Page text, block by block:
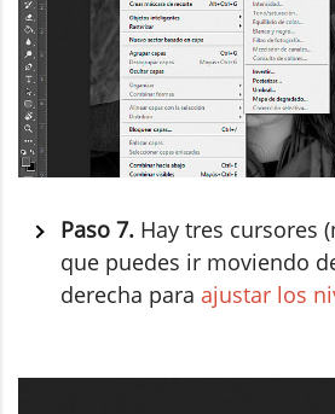
Paso 7. Hay tres cursores
que puedes ir moviendo
derecha para ajustar los